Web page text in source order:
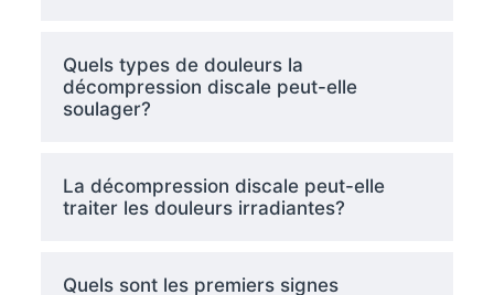
Quels types de douleurs la
décompression discale peut-elle
soulager?
La décompression discale peut-elle
traiter les douleurs irradiantes?
Quels sont les premiers signes